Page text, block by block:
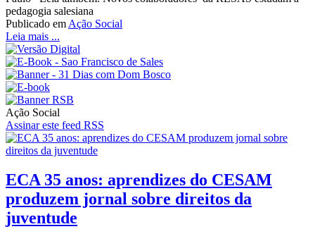
pedagogia salesiana
Publicado em Ação Social
Leia mais ...
Ação Social
Assinar este feed RSS
ECA 35 anos: aprendizes do CESAM
produzem jornal sobre direitos da
juventude